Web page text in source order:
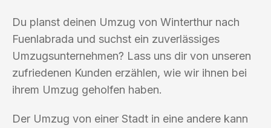
Du planst deinen Umzug von Winterthur nach
Fuenlabrada und suchst ein zuverlässiges
Umzugsunternehmen? Lass uns dir von unseren
zufriedenen Kunden erzählen, wie wir ihnen bei
ihrem Umzug geholfen haben.
Der Umzug von einer Stadt in eine andere kann